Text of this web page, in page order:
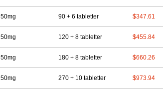
50mg 90 + 6 tabletter $347.61
50mg 120 + 8 tabletter $455.84
50mg 180 + 8 tabletter $660.26
50mg 270 + 10 tabletter $973.94